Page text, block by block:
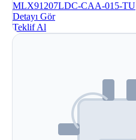
MLX91207LDC-CAA-015-TU
Detayı Gör
Teklif Al